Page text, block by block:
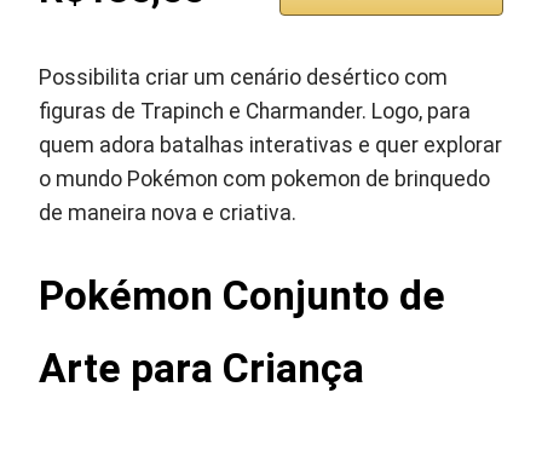
Possibilita criar um cenário desértico com
figuras de Trapinch e Charmander. Logo, para
quem adora batalhas interativas e quer explorar
o mundo Pokémon com pokemon de brinquedo
de maneira nova e criativa.
Pokémon Conjunto de
Arte para Criança